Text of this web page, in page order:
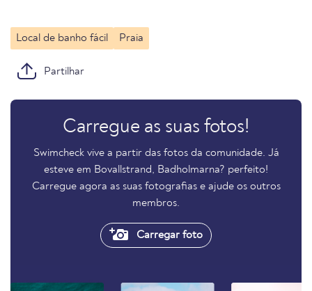
Local de banho fácil Praia
Partilhar
Carregue as suas fotos!
Swimcheck vive a partir das fotos da comunidade. Já
esteve em Bovallstrand, Badholmarna? perfeito!
Carregue agora as suas fotografias e ajude os outros
membros.
Carregar foto